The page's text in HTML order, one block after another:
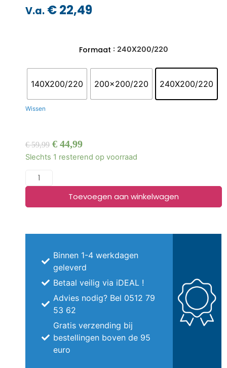
V.a. €22,49
Formaat : 240X200/220
140X200/220 200x200/220 240X200/220
Wissen
€59,99 € 44,99
Slechts 1 resterend op voorraad
Toevoegen aan winkelwagen
Binnen 1-4 werkdagen
geleverd
Betaal veilig via iDEAL !
Advies nodig? Bel 0512 79
53 62
Gratis verzending bij
bestellingen boven de 95
euro